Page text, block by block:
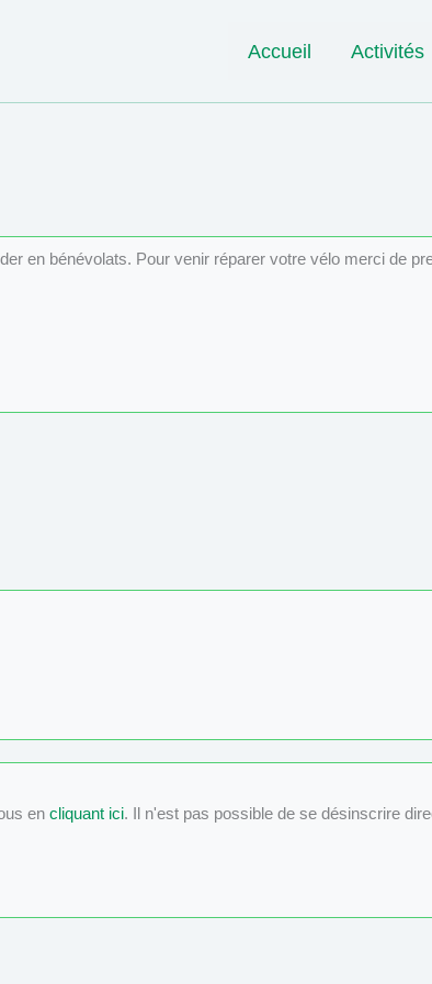
Accueil Activités
en bénévolats. Pour venir réparer votre vélo merci de
en cliquant ici. Il n'est pas possible de se désinscrire